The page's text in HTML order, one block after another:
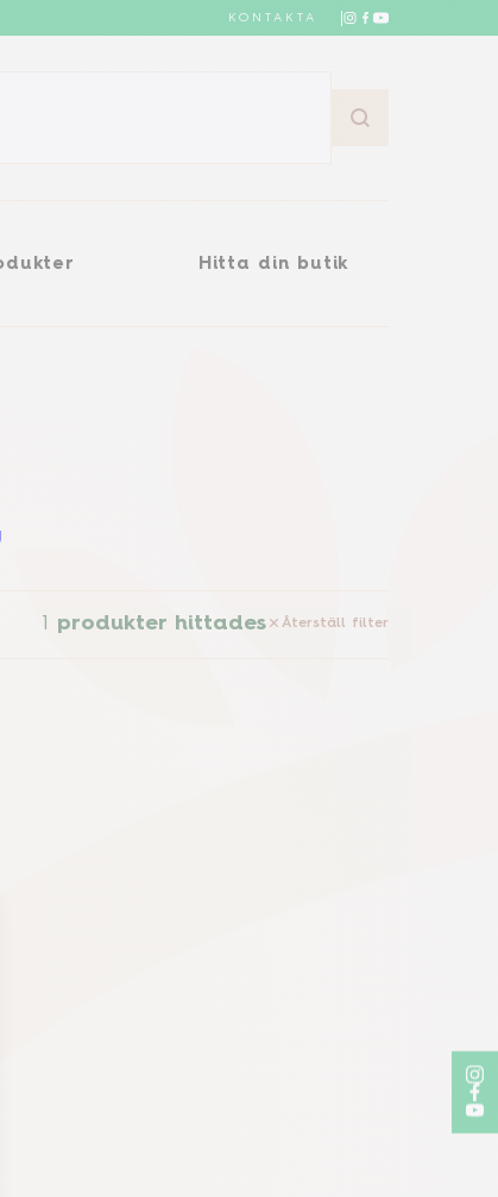
KONTAKTA
Hitta din butik
Hitta din butik
1 produkter hittades Återställ filter